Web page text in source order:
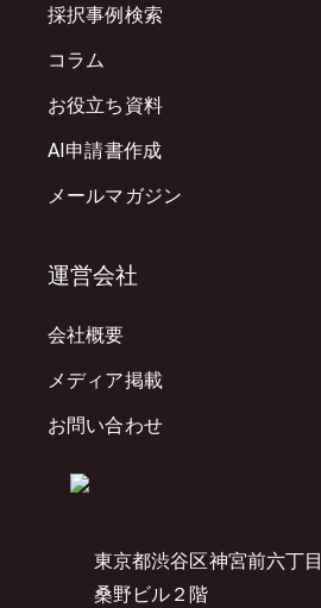
東京都渋谷区神宮前六丁
桑野ビル２階
採択事例検索
コラム
お役立ち資料
AI申請書作成
メールマガジン
運営会社
会社概要
メディア掲載
お問い合わせ